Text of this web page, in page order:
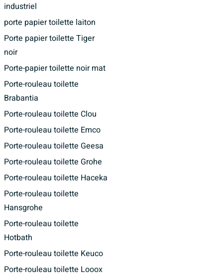
industriel
porte papier toilette laiton
Porte papier toilette Tiger
noir
Porte-papier toilette noir mat
Porte-rouleau toilette
Brabantia
Porte-rouleau toilette Clou
Porte-rouleau toilette Emco
Porte-rouleau toilette Geesa
Porte-rouleau toilette Grohe
Porte-rouleau toilette Haceka
Porte-rouleau toilette
Hansgrohe
Porte-rouleau toilette
Hotbath
Porte-rouleau toilette Keuco
Porte-rouleau toilette Looox